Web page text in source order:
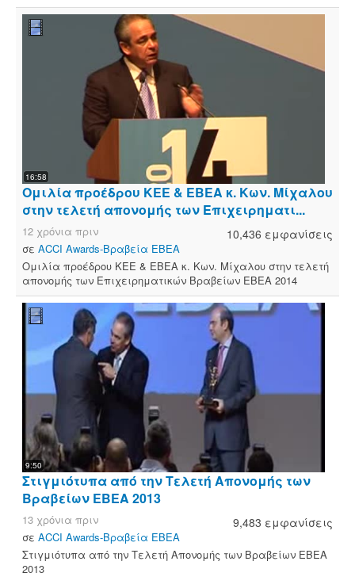
16:58
Ομιλία προέδρου ΚΕΕ & ΕΒΕΑ κ. Κων. Μίχαλου
στην τελετή απονομής των Επιχειρηματι...
10,436 εμφανίσεις
12 χρόνια πριν
σε ACCI Awards-Βραβεία ΕΒΕΑ
Ομιλία προέδρου ΚΕΕ & ΕΒΕΑ κ. Κων. Μίχαλου στην τελετή
απονομής των Επιχειρηματικών Βραβείων ΕΒΕΑ 2014
9:50
Στιγμιότυπα από την Τελετή Απονομής των
Βραβείων ΕΒΕΑ 2013
9,483 εμφανίσεις
13 χρόνια πριν
σε ACCI Awards-Βραβεία ΕΒΕΑ
Στιγμιότυπα από την Τελετή Απονομής των Βραβείων ΕΒΕΑ
2013